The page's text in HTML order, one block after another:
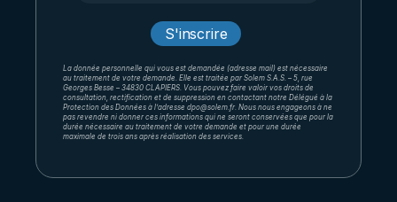
La donnée personnelle qui vous est demandée (adresse mail) est nécessaire
au traitement de votre demande. Elle est traitée par Solem S.A.S. – 5, rue
Georges Besse – 34830 CLAPIERS. Vous pouvez faire valoir vos droits de
consultation, rectification et de suppression en contactant notre Délégué à la
Protection des Données à l’adresse dpo@solem.fr. Nous nous engageons à ne
pas revendre ni donner ces informations qui ne seront conservées que pour la
durée nécessaire au traitement de votre demande et pour une durée
maximale de trois ans après réalisation des services.